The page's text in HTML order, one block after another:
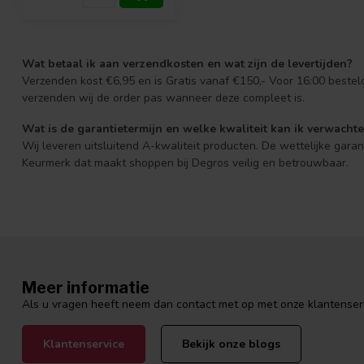
Geplaatst op 23 Juli 2020 at 21:44
Dit is het beste product ooit geprobeerd
Veronica
Geplaatst op 29 Juni 2020 at 21:03
Ik gebruik dit pas een paar dagen 2 keer per dag en tot nu
duur) merk gekocht in een tube die na 14 dagen leeg was.
huid.De paarse spinnetjes die ik op mijn benen heb lijken
over te kunnen zeggen,maar mijn benen voelen minder
Wat betaal ik aan verzendkosten en wat zijn de levertijden?
Verzenden kost €6,95 en is Gratis vanaf €150,- Voor 16:00
verzenden wij de order pas wanneer deze compleet is.
Wat is de garantietermijn en welke kwaliteit kan ik
Wij leveren uitsluitend A-kwaliteit producten. De wettelijke
Keurmerk dat maakt shoppen bij Degros veilig en betrouwbaar.
Meer informatie
Als u vragen heeft neem dan contact met op met onze
Klantenservice Bekijk onze blogs